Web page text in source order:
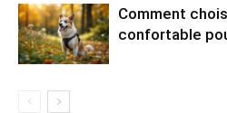
Comment
confortable